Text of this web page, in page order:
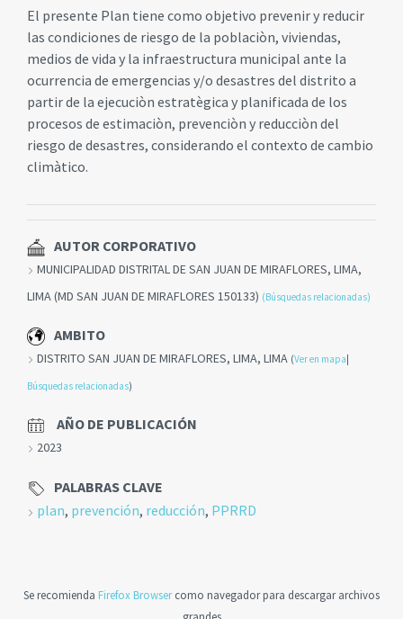
El presente Plan tiene como objetivo prevenir y reducir
las condiciones de riesgo de la poblaciòn, viviendas,
medios de vida y la infraestructura municipal ante la
ocurrencia de emergencias y/o desastres del distrito a
partir de la ejecuciòn estratègica y planificada de los
procesos de estimaciòn, prevenciòn y reducciòn del
riesgo de desastres, considerando el contexto de cambio
climàtico.
AUTOR CORPORATIVO
MUNICIPALIDAD DISTRITAL DE SAN JUAN DE MIRAFLORES, LIMA,
LIMA (MD SAN JUAN DE MIRAFLORES 150133) (Búsquedas relacionadas)
AMBITO
DISTRITO SAN JUAN DE MIRAFLORES, LIMA, LIMA (Ver en mapa
Búsquedas relacionadas)
AÑO DE PUBLICACIÓN
2023
PALABRAS CLAVE
plan, prevención, reducción, PPRRD
Se recomienda Firefox Browsercomo navegador para descargar archivos